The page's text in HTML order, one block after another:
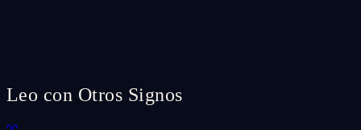
Leo con Otros Signos